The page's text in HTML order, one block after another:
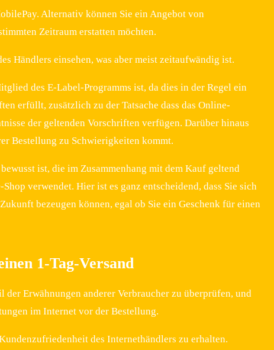
Alternativ können Sie ein Angebot von
Zeitraum erstatten möchten.
Händlers einsehen, was aber meist zeitaufwändig ist.
des E-Label-Programms ist, da dies in der Regel ein
erfüllt, zusätzlich zu der Tatsache dass das Online-
der geltenden Vorschriften verfügen. Darüber hinaus
Bestellung zu Schwierigkeiten kommt.
ist, die im Zusammenhang mit dem Kauf geltend
verwendet. Hier ist es ganz entscheidend, dass Sie sich
bezeugen können, egal ob Sie ein Geschenk für einen
1-Tag-Versand
Erwähnungen anderer Verbraucher zu überprüfen, und
im Internet vor der Bestellung.
des Internethändlers zu erhalten.